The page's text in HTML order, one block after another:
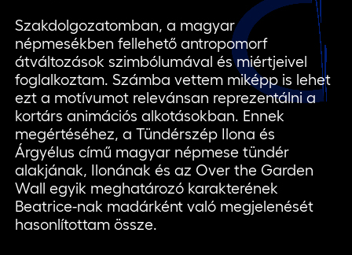
Szakdolgozatomban, a magyar
népmesékben fellehető antropomorf
átváltozások szimbólumával és miértjeivel
foglalkoztam. Számba vettem miképp is lehet
ezt a motívumot relevánsan reprezentálni a
kortárs animációs alkotásokban. Ennek
megértéséhez, a Tündérszép Ilona és
Árgyélus című magyar népmese tündér
alakjának, Ilonának és az Over the Garden
Wall egyik meghatározó karakterének
Beatrice-nak madárként való megjelenését
hasonlítottam össze.